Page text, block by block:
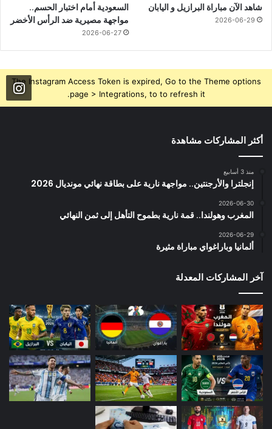
شاهد الآن مباراة البرازيل و اليابان
2026-06-29
السعودية أمام اختبار الحسم..
مواجهة مصيرية ضد الرأس الأخضر
2026-06-27
The Instagram Access Token is expired, Go to the Theme options
page > Integrations, to to refresh it.
أكثر المشاركات مشاهدة
منذ 3 أسابيع
إنجلترا والأرجنتين.. مواجهة نارية على بطاقة نهائي مونديال 2026
2026-06-30
المغرب وهولندا.. قمة نارية بطموح التأهل إلى ثمن النهائي
2026-06-29
ألمانيا وباراغواي مباراة مثيرة
آخر المشاركات المعدلة